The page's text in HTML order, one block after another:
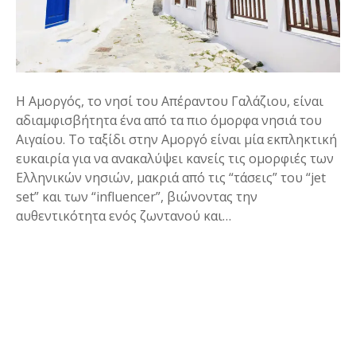
Η Αμοργός, το νησί του Απέραντου Γαλάζιου, είναι
αδιαμφισβήτητα ένα από τα πιο όμορφα νησιά του
Αιγαίου. Το ταξίδι στην Αμοργό είναι μία εκπληκτική
ευκαιρία για να ανακαλύψει κανείς τις ομορφιές των
Ελληνικών νησιών, μακριά από τις “τάσεις” του “jet
set” και των “influencer”, βιώνοντας την
αυθεντικότητα ενός ζωντανού και…